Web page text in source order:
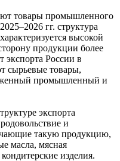
товары промышленного
гг. структура
высокой
продукции более
экспорта России в
сырьевые товары,
промышленный и
экспорта
и
такую продукцию,
масла, мясная
изделия.